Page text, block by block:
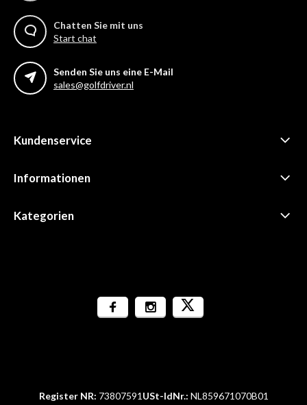
Chatten Sie mit uns
Start chat
Senden Sie uns eine E-Mail
sales@golfdriver.nl
Kundenservice
Informationen
Kategorien
Register NR: 73807591 USt-IdNr.: NL859671070B01